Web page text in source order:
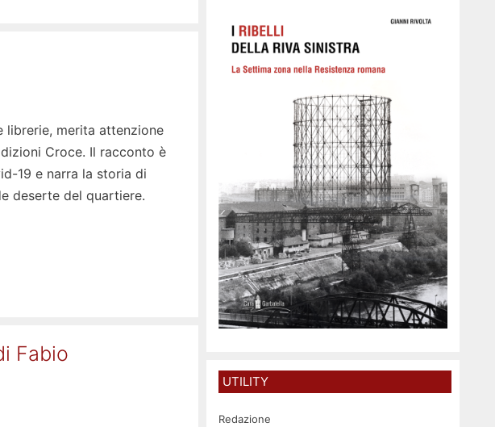
librerie, merita attenzione
Croce. Il racconto è
19 e narra la storia di
deserte del quartiere.
Fabio
UTILITY
Redazione